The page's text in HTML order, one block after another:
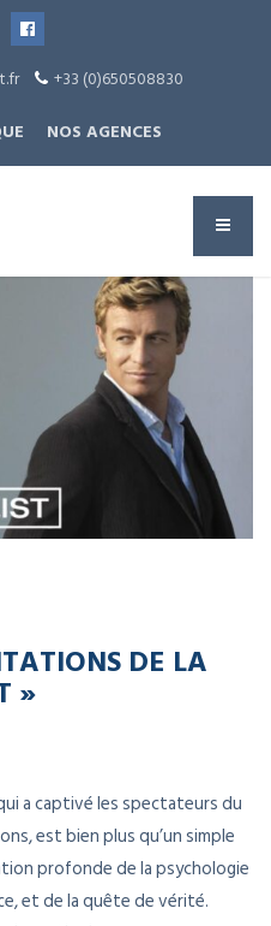
+33 (0)650508830
NOS AGENCES
DE LA
»
a captivé les spectateurs du
est bien plus qu’un simple
profonde de la psychologie
et de la quête de vérité.